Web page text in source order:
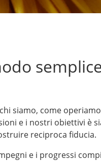
siamo, come
e i nostri obiettivi è
reciproca fiducia.
e i progressi